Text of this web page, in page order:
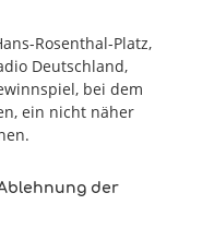
Rosenthal-Platz,
Deutschland,
bei dem
ein nicht näher
der